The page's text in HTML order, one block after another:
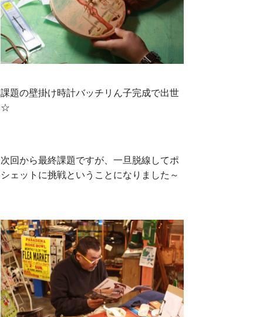
課題の壁掛け時計バッチリん子完成で出世
☆
次回から最終課題ですが、一旦脱線してポ
シェットに挑戦ということになりました～